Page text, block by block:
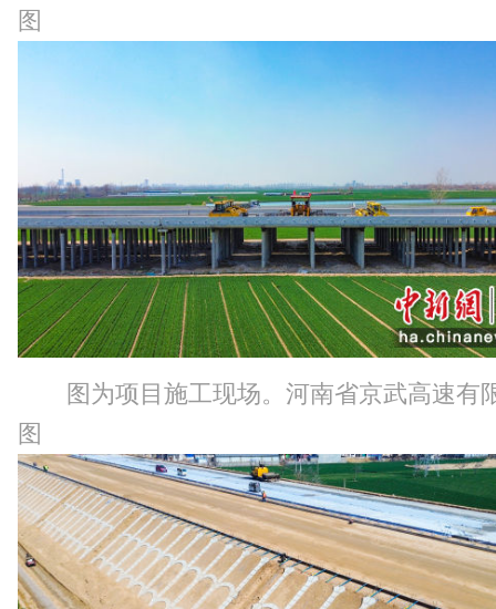
图
图为项目施工现场。河南省京武高速有
图